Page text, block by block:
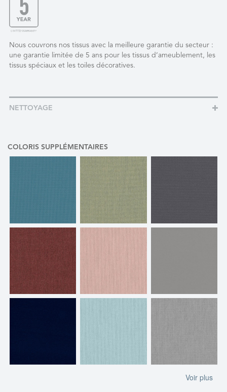
Nous couvrons nos tissus avec la meilleure garantie du secteur :
une garantie limitée de 5 ans pour les tissus d’ameublement, les
tissus spéciaux et les toiles décoratives.
NETTOYAGE
COLORIS SUPPLÉMENTAIRES
Voir plus